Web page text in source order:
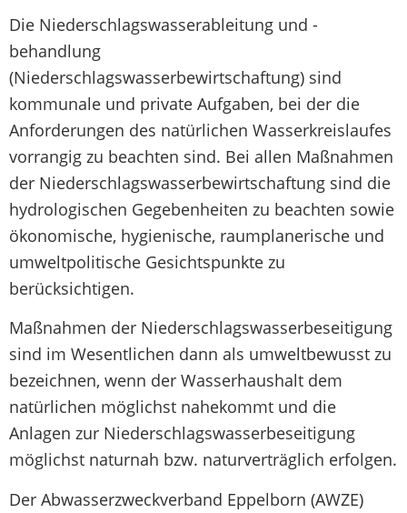
Die Niederschlagswasserableitung und -
behandlung
(Niederschlagswasserbewirtschaftung) sind
kommunale und private Aufgaben, bei der die
Anforderungen des natürlichen Wasserkreislaufes
vorrangig zu beachten sind. Bei allen Maßnahmen
der Niederschlagswasserbewirtschaftung sind die
hydrologischen Gegebenheiten zu beachten sowie
ökonomische, hygienische, raumplanerische und
umweltpolitische Gesichtspunkte zu
berücksichtigen.
Maßnahmen der Niederschlagswasserbeseitigung
sind im Wesentlichen dann als umweltbewusst zu
bezeichnen, wenn der Wasserhaushalt dem
natürlichen möglichst nahekommt und die
Anlagen zur Niederschlagswasserbeseitigung
möglichst naturnah bzw. naturverträglich erfolgen.
Der Abwasserzweckverband Eppelborn (AWZE)